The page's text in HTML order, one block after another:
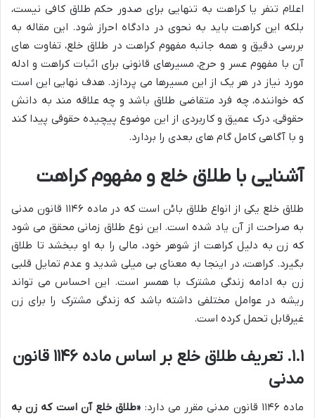
اعلام تنفر یا کراهت به تنهایی برای صدور حکم طلاق کافی نیست،
بلکه این کراهت باید به نحوی در دادگاه احراز شود. این مقاله به
بررسی دقیق و همه جانبه مفهوم کراهت در طلاق خلع، تفاوت های
آن با مفهوم عسر و حرج، مسیرهای قانونی برای اثبات کراهت و ادله
مورد نیاز در هر یک از این مسیرها می پردازد. هدف نهایی این است
که خواننده، چه فرد متقاضی طلاق باشد و چه علاقه مند به دانش
حقوقی، درک عمیق و کاربردی از این موضوع پیچیده حقوقی پیدا کند
و با آگاهی کامل گام های بعدی را بردارد.
آشنایی با طلاق خلع و مفهوم کراهت
طلاق خلع یکی از انواع طلاق بائن است که در ماده ۱۱۴۶ قانون مدنی
به صراحت از آن یاد شده است. این نوع طلاق زمانی محقق می شود
که زن به دلیل کراهت از شوهر خود، مالی را به او ببخشد تا طلاق
بگیرد. کراهت، در اینجا به معنای بی میلی شدید و عدم تمایل قلبی
زن به ادامه زندگی مشترک با همسر است. این احساس می تواند
ریشه در عوامل مختلفی داشته باشد که زندگی مشترک را برای زن
غیرقابل تحمل کرده است.
۱.۱. تعریف طلاق خلع بر اساس ماده ۱۱۴۶ قانون
مدنی
ماده ۱۱۴۶ قانون مدنی مقرر می دارد:
«طلاق خلع آن است که زن به